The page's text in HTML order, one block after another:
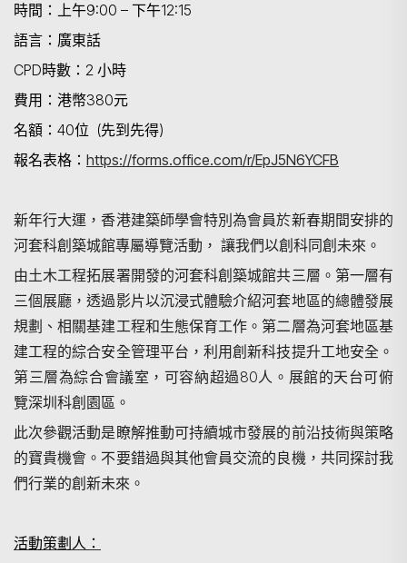
時間：上午9:00 – 下午12:15
語言：廣東話
CPD時數：2 小時
費用：港幣380元
名額：40位 (先到先得)
報名表格： https://forms.office.com/r/EpJ5N6YCFB
新年行大運，香港建築師學會特別為會員於新春期間安排的
河套科創築城館專屬導覽活動， 讓我們以創科同創未來。
由土木工程拓展署開發的河套科創築城館共三層。第一層有
三個展廳，透過影片以沉浸式體驗介紹河套地區的總體發展
規劃、相關基建工程和生態保育工作。第二層為河套地區基
建工程的綜合安全管理平台，利用創新科技提升工地安全。
第三層為綜合會議室，可容納超過80人。展館的天台可俯
覽深圳科創園區。
此次參觀活動是瞭解推動可持續城市發展的前沿技術與策略
的寶貴機會。不要錯過與其他會員交流的良機，共同探討我
們行業的創新未來。
活動策劃人：